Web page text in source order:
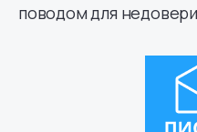
поводом для